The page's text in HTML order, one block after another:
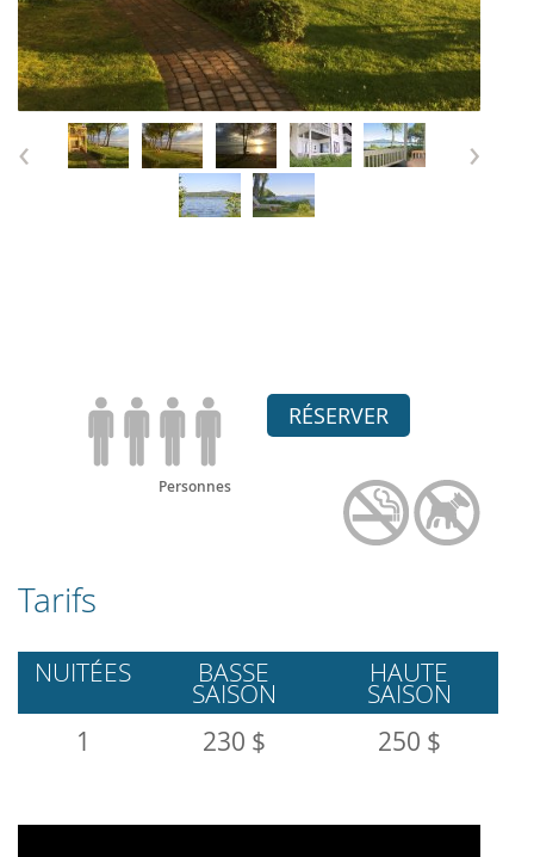
‹ ›
Personnes
RÉSERVER
Tarifs
NUITÉES BASSE
SAISON
HAUTE
SAISON
1
230 $ 250 $